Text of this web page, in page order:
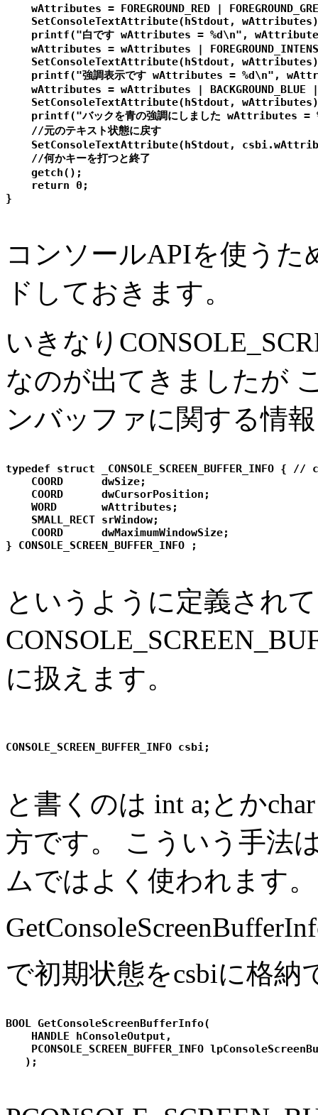
wAttributes = FOREGROUND_RED |
SetConsoleTextAttribute(hStdout,
printf("白です wAttributes = %d\n",
wAttributes = wAttributes |
SetConsoleTextAttribute(hStdout,
printf("強調表示です wAttributes = %d\n",
wAttributes = wAttributes | BACKGROUND_BLUE
SetConsoleTextAttribute(hStdout,
printf("バックを青の強調にしました wAttributes
    //元のテキスト状態に戻す
SetConsoleTextAttribute(hStdout,
    //何かキーを打つと終了
    getch();
    return 0;
コンソールAPIを使うた
ドしておきます。
いきなり
なのが出てきましたが
ンバッファに関する情
typedef struct _CONSOLE_SCREEN_BUFFER_INFO {
    COORD      dwSize;
    COORD      dwCursorPosition;
    WORD       wAttributes;
    SMALL_RECT srWindow;
    COORD      dwMaximumWindowSize;
というように定義され
に扱えます。
と書くのは int a;とか
方です。 こういう手法
ムではよく使われます。
で初期状態をcsbiに格納
BOOL GetConsoleScreenBufferInfo(
    HANDLE hConsoleOutput,
PCONSOLE_SCREEN_BUFFER_INFO